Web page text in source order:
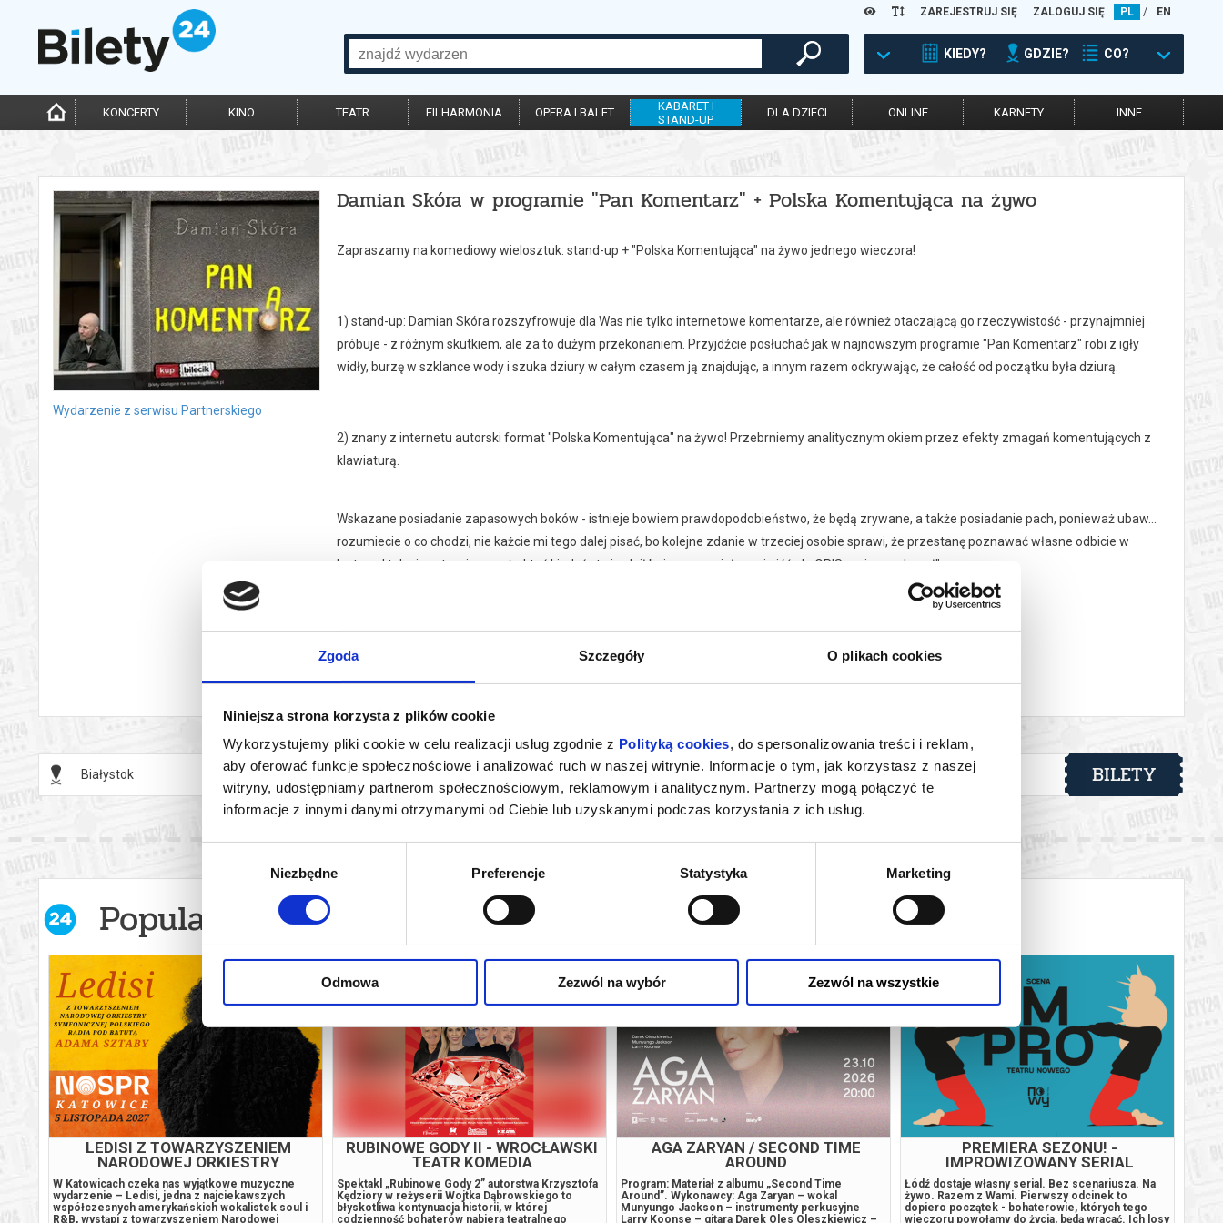
Zgoda Szczegóły O plikach cookies
Niniejsza strona korzysta z plików cookie
Wykorzystujemy pliki cookie w celu realizacji usług zgodnie z Polityką cookies, do spersonalizowania treści i reklam,
aby oferować funkcje społecznościowe i analizować ruch w naszej witrynie. Informacje o tym, jak korzystasz z naszej
witryny, udostępniamy partnerom społecznościowym, reklamowym i analitycznym. Partnerzy mogą połączyć te
informacje z innymi danymi otrzymanymi od Ciebie lub uzyskanymi podczas korzystania z ich usług.
Niezbędne Preferencje Statystyka Marketing
Odmowa Zezwól na wybór Zezwól na wszystkie
ZAREJESTRUJ SIĘ ZALOGUJ SIĘ PL / EN
KIEDY? GDZIE? CO?
KONCERTY KINO TEATR FILHARMONIA OPERA I BALET
KABARET I
STAND-UP
DLA DZIECI ONLINE KARNETY INNE
Wydarzenie z serwisu Partnerskiego
Damian Skóra w programie "Pan Komentarz" + Polska Komentująca na żywo
Zapraszamy na komediowy wielosztuk: stand-up + "Polska Komentująca" na żywo jednego wieczora!
1) stand-up: Damian Skóra rozszyfrowuje dla Was nie tylko internetowe komentarze, ale również otaczającą go rzeczywistość - przynajmniej
próbuje - z różnym skutkiem, ale za to dużym przekonaniem. Przyjdźcie posłuchać jak w najnowszym programie "Pan Komentarz" robi z igły
widły, burzę w szklance wody i szuka dziury w całym czasem ją znajdując, a innym razem odkrywając, że całość od początku była dziurą.
2) znany z internetu autorski format "Polska Komentująca" na żywo! Przebrniemy analitycznym okiem przez efekty zmagań komentujących z
klawiaturą.
Wskazane posiadanie zapasowych boków - istnieje bowiem prawdopodobieństwo, że będą zrywane, a także posiadanie pach, ponieważ ubaw...
rozumiecie o co chodzi, nie każcie mi tego dalej pisać, bo kolejne zdanie w trzeciej osobie sprawi, że przestanę poznawać własne odbicie w
lustrze. I tak piszę to wierząc, że ktoś kiedyś stwierdził "wiesz co, miałem nie iść ale OPIS mnie przekonał".
* Podczas występu obowiązuje zakaz nagrywania audio oraz video.
* Osoby przeszkadzające mogą zostać wyproszone bez możliwości zwrotu biletów.
* Występ przeznaczony jest dla osób dorosłych.
Białystok 02.12.2026 , g. 19:00(środa) Zmiana Klimatu BILETY
Popularne w serwisie
LEDISI Z TOWARZYSZENIEM
NARODOWEJ ORKIESTRY
SYMFONICZNEJ POLSKIEGO RADIA
POD BATUTĄ ADAMA SZTABY
W Katowicach czeka nas wyjątkowe muzyczne
wydarzenie – Ledisi, jedna z najciekawszych
współczesnych amerykańskich wokalistek soul i
R&B, wystąpi z towarzyszeniem Narodowej
RUBINOWE GODY II - WROCŁAWSKI
TEATR KOMEDIA
Spektakl „Rubinowe Gody 2” autorstwa Krzysztofa
Kędziory w reżyserii Wojtka Dąbrowskiego to
błyskotliwa kontynuacja historii, w której
codzienność bohaterów nabiera teatralnego
AGA ZARYAN / SECOND TIME
AROUND
Program: Materiał z albumu „Second Time
Around”. Wykonawcy: Aga Zaryan – wokal
Munyungo Jackson – instrumenty perkusyjne
Larry Koonse – gitara Darek Oles Oleszkiewicz –
PREMIERA SEZONU! -
IMPROWIZOWANY SERIAL
KOMEDIOWY - SCENA IMPRO TN
Łódź dostaje własny serial. Bez scenariusza. Na
żywo. Razem z Wami. Pierwszy odcinek to
dopiero początek - bohaterowie, których tego
wieczoru powołamy do życia, będą wracać. Ich losy